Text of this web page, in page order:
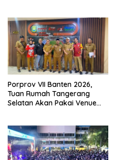
Porprov VII Banten 2026,
Tuan Rumah Tangerang
Selatan Akan Pakai Venue